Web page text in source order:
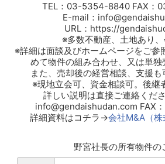
TEL：03-5354-8840 FAX：
E-mail：
URL：https://
※多数不動産、土地あり
※詳細は面談及びホームページをご参
めて物件の組み合わせ、又は単独
また、売却後の経営相談、支援も
※現地立会可、資金相談可。後継
詳しい説明は直接ご連絡くだ
info@gendaishudan.com FAX
詳細資料はコチラ→会社M&A（株
野宮社長の所有物件の